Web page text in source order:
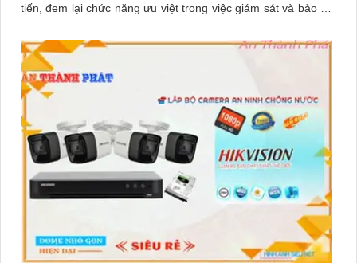
tiến, đem lại chức năng ưu việt trong việc giám sát và bảo vệ